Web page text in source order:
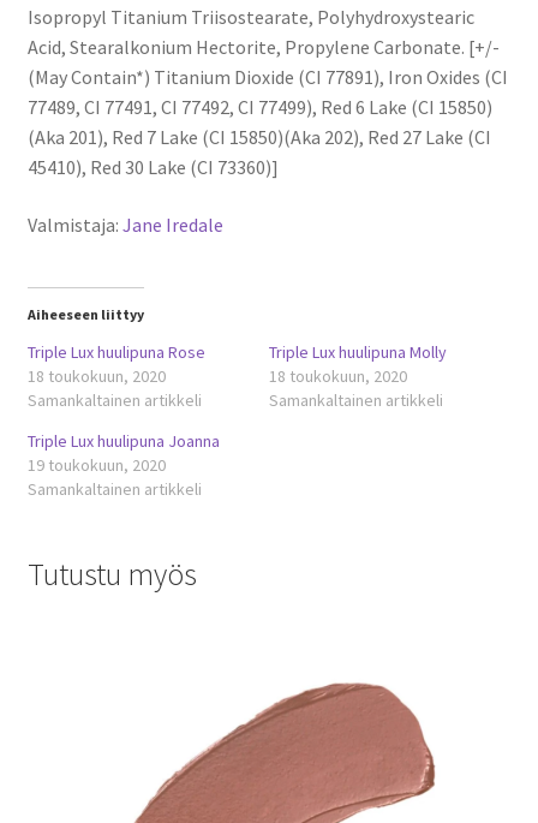
Isopropyl Titanium Triisostearate, Polyhydroxystearic
Acid, Stearalkonium Hectorite, Propylene Carbonate. [+/-
(May Contain*) Titanium Dioxide (CI 77891), Iron Oxides (CI
77489, CI 77491, CI 77492, CI 77499), Red 6 Lake (CI 15850)
(Aka 201), Red 7 Lake (CI 15850)(Aka 202), Red 27 Lake (CI
45410), Red 30 Lake (CI 73360)]
Valmistaja: Jane Iredale
Aiheeseen liittyy
Triple Lux huulipuna Rose
18 toukokuun, 2020
Samankaltainen artikkeli
Triple Lux huulipuna Molly
18 toukokuun, 2020
Samankaltainen artikkeli
Triple Lux huulipuna Joanna
19 toukokuun, 2020
Samankaltainen artikkeli
Tutustu myös